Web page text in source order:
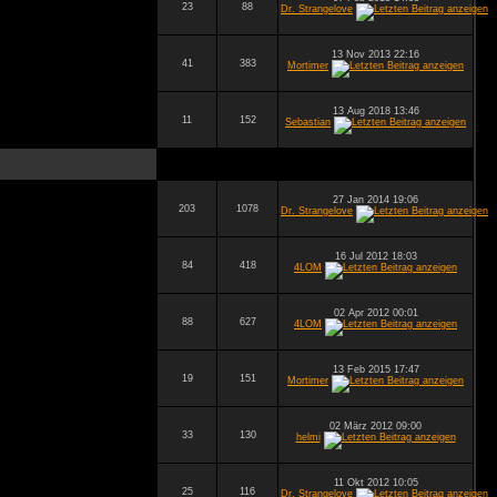
23 88
Dr. Strangelove
41 383
13 Nov 2013 22:16
Mortimer
11 152
13 Aug 2018 13:46
Sebastian
203 1078
27 Jan 2014 19:06
Dr. Strangelove
84 418
16 Jul 2012 18:03
4LOM
88 627
02 Apr 2012 00:01
4LOM
19 151
13 Feb 2015 17:47
Mortimer
33 130
02 März 2012 09:00
helmi
25 116
11 Okt 2012 10:05
Dr. Strangelove